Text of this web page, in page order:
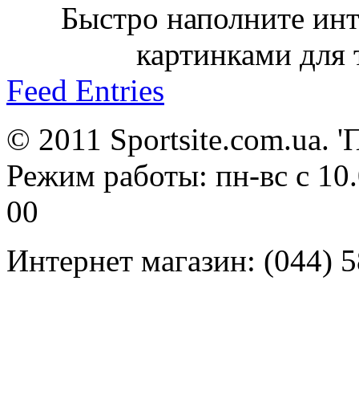
Быстро наполните
картинками для
Feed Entries
© 2011 Sportsite.com.ua.
Режим работы: пн-вс с
00
Интернет магазин: (044)